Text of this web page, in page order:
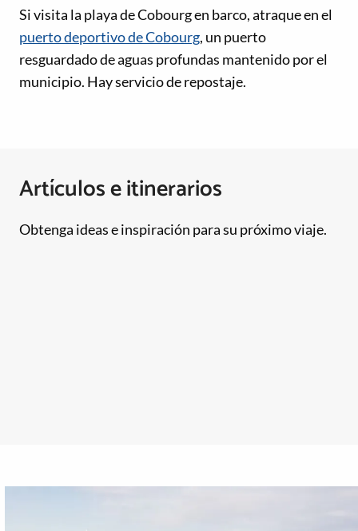
Si visita la playa de Cobourg en barco, atraque en el
puerto deportivo de Cobourg, un puerto
resguardado de aguas profundas mantenido por el
municipio. Hay servicio de repostaje.
Artículos e itinerarios
Obtenga ideas e inspiración para su próximo viaje.